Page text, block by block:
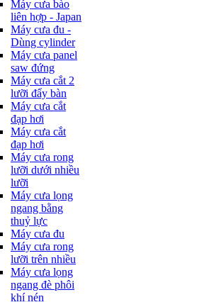
Máy cưa bào
liên hợp - Japan
Máy cưa đu -
Dùng cylinder
Máy cưa panel
saw đứng
Máy cưa cắt 2
lưỡi đẩy bàn
Máy cưa cắt
đạp hơi
Máy cưa cắt
đạp hơi
Máy cưa rong
lưỡi dưới nhiều
lưỡi
Máy cưa lọng
ngang bằng
thuỷ lực
Máy cưa đu
Máy cưa rong
lưỡi trên nhiều
Máy cưa lọng
ngang đè phôi
khí nén